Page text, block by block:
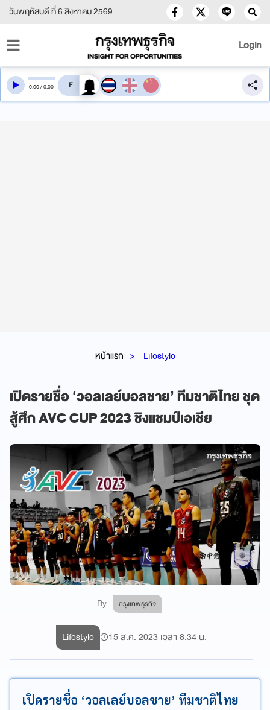
วันพฤหัสบดี ที่ 6 สิงหาคม 2569
Login
หน้าแรก Lifestyle
เปิดรายชื่อ ‘วอลเลย์บอลชาย’ ทีมชาติไทย ชุด
สู้ศึก AVC CUP 2023 ชิงแชมป์เอเชีย
By กรุงเทพธุรกิจ
0:00/0:00 สลับเสียงอ่าน
Lifestyle 15 ส.ค. 2023 เวลา 8:34 น.
เปิดรายชื่อ ‘วอลเลย์บอลชาย’ ทีมชาติไทย